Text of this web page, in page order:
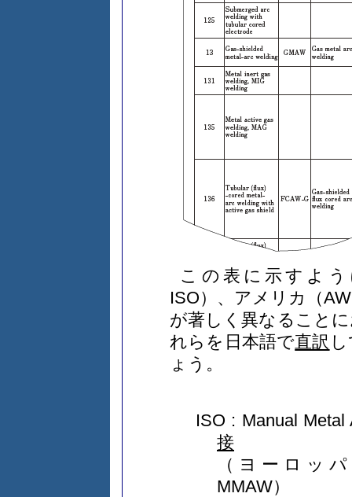
この表に示すよ
ISO）、アメリカ（
が著しく異なること
れらを日本語で直訳
ょう。
ISO : Manual Metal
接
（ヨーロッ
MMAW）